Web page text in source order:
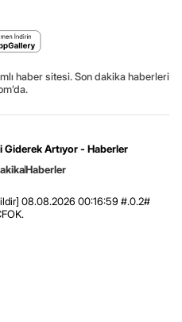
haber sitesi. Son dakika haberleri
Artıyor - Haberler
Haberler
08.08.2026 00:16:59 #.0.2#